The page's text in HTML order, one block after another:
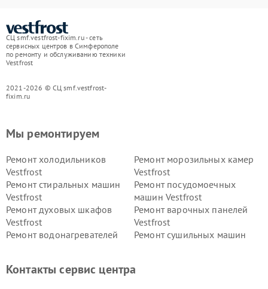
СЦ smf.vestfrost-fixim.ru - сеть
сервисных центров в Симферополе
по ремонту и обслуживанию техники
Vestfrost
2021-2026 © СЦ smf.vestfrost-
fixim.ru
Мы ремонтируем
Ремонт холодильников
Vestfrost
Ремонт морозильных камер
Vestfrost
Ремонт стиральных машин
Vestfrost
Ремонт посудомоечных
машин Vestfrost
Ремонт духовых шкафов
Vestfrost
Ремонт варочных панелей
Vestfrost
Ремонт водонагревателей
Ремонт сушильных машин
Vestfrost
Контакты сервис центра